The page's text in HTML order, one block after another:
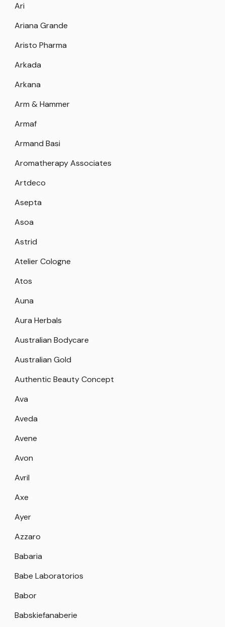
Ari
Ariana Grande
Aristo Pharma
Arkada
Arkana
Arm & Hammer
Armaf
Armand Basi
Aromatherapy Associates
Artdeco
Asepta
Asoa
Astrid
Atelier Cologne
Atos
Auna
Aura Herbals
Australian Bodycare
Australian Gold
Authentic Beauty Concept
Ava
Aveda
Avene
Avon
Avril
Axe
Ayer
Azzaro
Babaria
Babe Laboratorios
Babor
Babskiefanaberie